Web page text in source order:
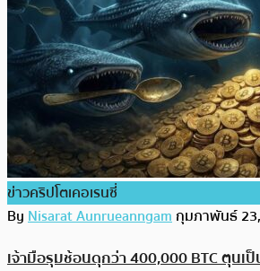
ข่าวคริปโตเคอเรนซี่
ByNisarat Aunrueanngamกุมภาพันธ์
เจ้ามือรุมช้อนดุกว่า 400,000 BTC ตุนเ